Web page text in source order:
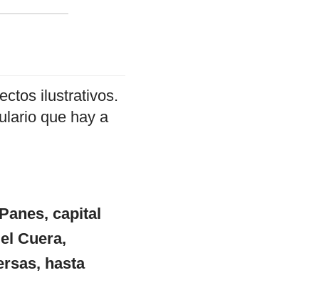
ilustrativos.
que hay a
capital
Cuera,
hasta